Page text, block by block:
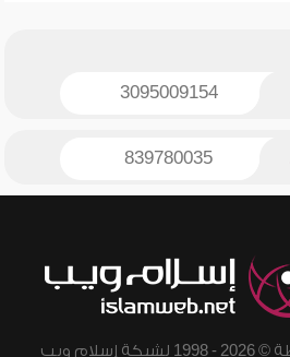
3095009154
839780035
ويب